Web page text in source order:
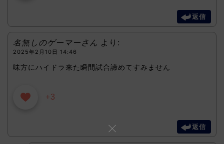
返信
名無しのゲーマーさん より:
2025年2月10日 14:46
味方にハイドラ来た瞬間試合諦めてすみません
+3
返信